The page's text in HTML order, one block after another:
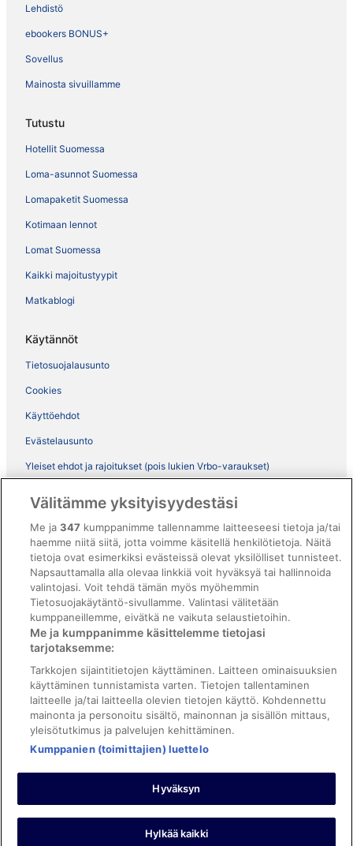
Lehdistö
ebookers BONUS+
Sovellus
Mainosta sivuillamme
Tutustu
Hotellit Suomessa
Loma-asunnot Suomessa
Lomapaketit Suomessa
Kotimaan lennot
Lomat Suomessa
Kaikki majoitustyypit
Matkablogi
Käytännöt
Tietosuojalausunto
Cookies
Käyttöehdot
Evästelausunto
Yleiset ehdot ja rajoitukset (pois lukien Vrbo-varaukset)
ebookers BONUS+ -ohjelman ehdot
Oikeudelliset tiedot / ota meihin yhteyttä
Sisältövaatimukset ja ilmoituksen tekeminen sisällöstä
Tuki
Ota yhteyttä
Varauksen muuttaminen tai peruuttaminen
Varaa lento lentoyhtiön hyvityskupongeilla
Hyvityksen hakeminen ja aikarajat
©2026 Expedia, Inc., Expedia Groupin yritys. Kaikki oikeudet
pidätetään. ebookers ja ebookersin logo ovat Expedia, Inc.:n
tavaramerkkejä tai rekisteröityjä tavaramerkkejä.
Välitämme yksityisyydestäsi
Me ja347 kumppanimme tallennamme laitteeseesi tietoja ja/tai
haemme niitä siitä, jotta voimme käsitellä henkilötietoja. Näitä
tietoja ovat esimerkiksi evästeissä olevat yksilölliset tunnisteet.
Napsauttamalla alla olevaa linkkiä voit hyväksyä tai hallinnoida
valintojasi. Voit tehdä tämän myös myöhemmin
Tietosuojakäytäntö-sivullamme. Valintasi välitetään
kumppaneillemme, eivätkä ne vaikuta selaustietoihin.
Me ja kumppanimme käsittelemme tietojasi
tarjotaksemme:
Tarkkojen sijaintitietojen käyttäminen. Laitteen ominaisuuksien
käyttäminen tunnistamista varten. Tietojen tallentaminen
laitteelle ja/tai laitteella olevien tietojen käyttö. Kohdennettu
mainonta ja personoitu sisältö, mainonnan ja sisällön mittaus,
yleisötutkimus ja palvelujen kehittäminen.
Kumppanien (toimittajien) luettelo
Hyväksyn
Hylkää kaikki